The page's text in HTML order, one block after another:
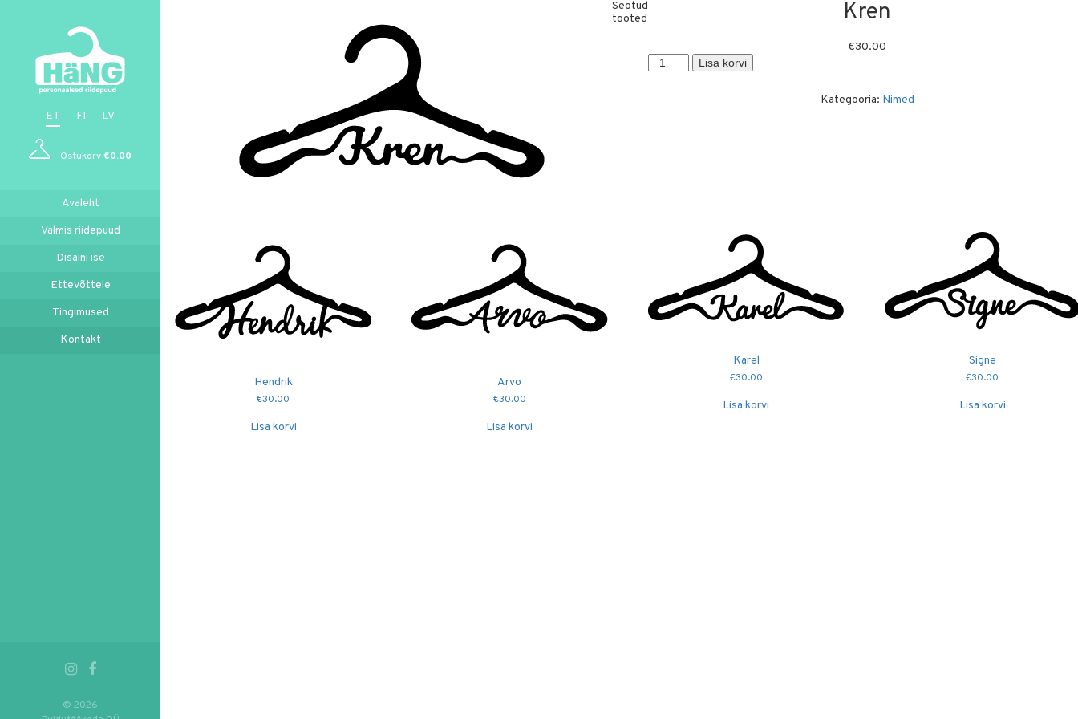
ET FI LV
Ostukorv€0.00
Avaleht
Valmis riidepuud
Disaini ise
Ettevõttele
Tingimused
Kontakt
© 2026
Kren
€30.00
Kren
kogus
Lisa korvi
Kategooria: Nimed
Seotud
tooted
Hendrik
€30.00
Lisa korvi
Arvo
€30.00
Lisa korvi
Karel
€30.00
Lisa korvi
Signe
€30.00
Lisa korvi